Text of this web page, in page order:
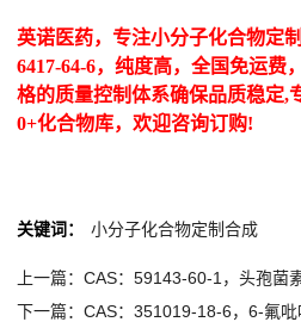
英诺医药，专注小分子化合物定
6417-64-6，纯度高，全国免运费
格的质量控制体系确保品质稳定,
0+化合物库，欢迎咨询订购!
关键词： 小分子化合物定制合成
上一篇：CAS：59143-60-1，头孢菌
下一篇：CAS：351019-18-6，6-氟